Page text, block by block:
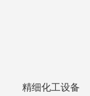
精细化工设备